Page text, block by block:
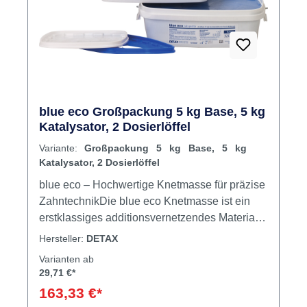
blue eco Großpackung 5 kg Base, 5 kg
Katalysator, 2 Dosierlöffel
Variante: Großpackung 5 kg Base, 5 kg
Katalysator, 2 Dosierlöffel
blue eco – Hochwertige Knetmasse für präzise
ZahntechnikDie blue eco Knetmasse ist ein
erstklassiges additionsvernetzendes Material,
das für seine hohe Konsistenz und
bekannt ist. Diese Knetmasse bietet eine
volumenstabil, was sie ideal für verschiedene
Hersteller: DETAX
Varianten ab
29,71 €*
163,33 €*